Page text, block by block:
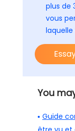
plus de
vous
laquelle
You
Guide